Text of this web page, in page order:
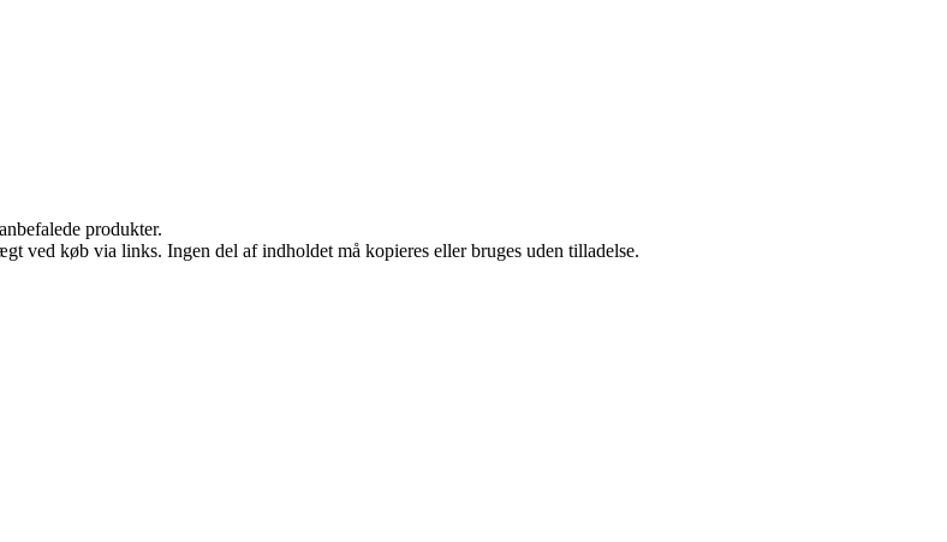
produkter.
ved køb via links. Ingen del af indholdet må kopieres eller bruges uden tilladelse.